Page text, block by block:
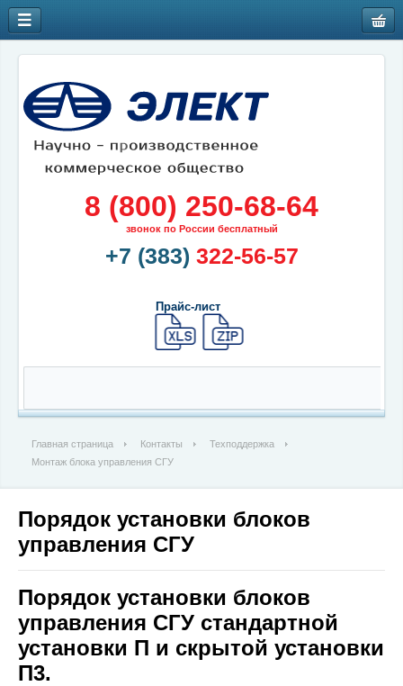
8 (800) 250-68-64
звонок по России бесплатный
+7 (383) 322-56-57
Прайс-лист
Главная страница Контакты
Техподдержка
Монтаж блока управления СГУ
Порядок установки блоков
управления СГУ
Порядок установки блоков
управления СГУ стандартной
установки П и скрытой установки
П3.